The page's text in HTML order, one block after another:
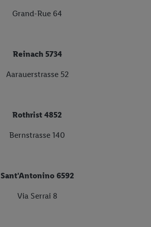
Grand-Rue 64
Reinach 5734
Aarauerstrasse 52
Rothrist 4852
Bernstrasse 140
Sant'Antonino 6592
Via Serrai 8